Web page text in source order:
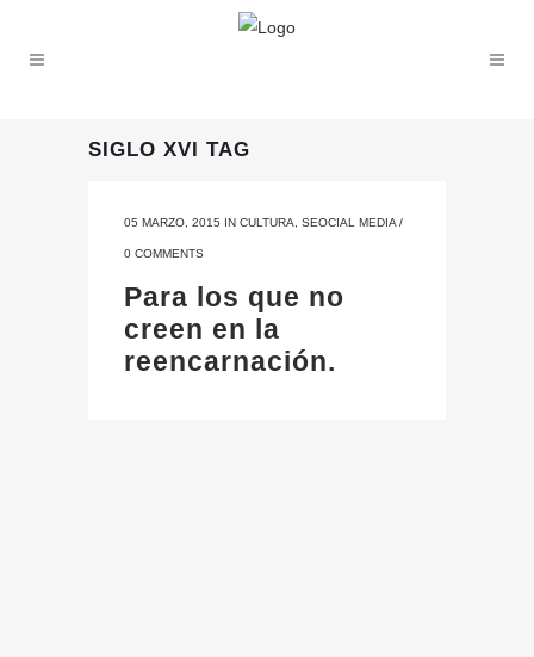
SIGLO XVI TAG
05 MARZO, 2015 IN CULTURA SEOCIAL MEDIA /
0 COMMENTS
Para los que no
creen en la
reencarnación.